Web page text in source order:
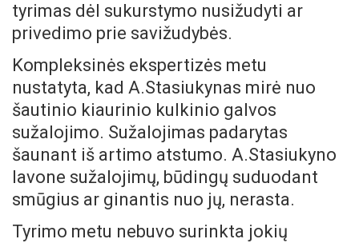
tyrimas dėl sukurstymo nusižudyti ar
privedimo prie savižudybės.
Kompleksinės ekspertizės metu
nustatyta, kad A.Stasiukynas mirė nuo
šautinio kiaurinio kulkinio galvos
sužalojimo. Sužalojimas padarytas
šaunant iš artimo atstumo. A.Stasiukyno
lavone sužalojimų, būdingų suduodant
smūgius ar ginantis nuo jų, nerasta.
Tyrimo metu nebuvo surinkta jokių